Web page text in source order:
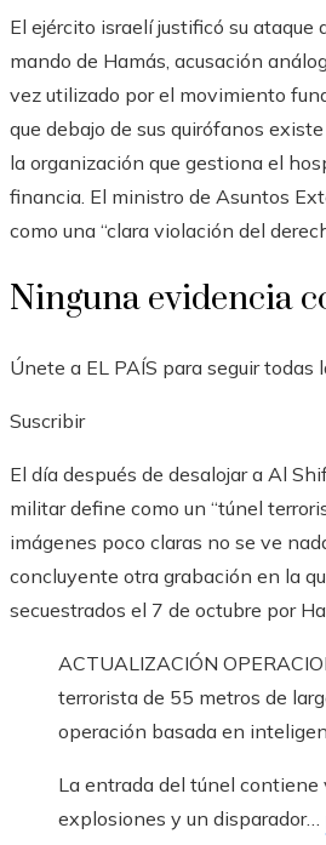
El ejército israelí justificó su
mando de Hamás, acusación
vez utilizado por el movimiento
que debajo de sus quirófanos
la organización que gestiona el
financia. El ministro de Asuntos
como una “clara violación del
Ninguna evidencia
Únete a EL PAÍS para seguir
Suscribir
El día después de desalojar a Al
militar define como un “túnel
imágenes poco claras no se ve
concluyente otra grabación en la
secuestrados el 7 de octubre por
ACTUALIZACIÓN
terrorista de 55 metros de
operación basada en
La entrada del túnel contiene
explosiones y un disparador…